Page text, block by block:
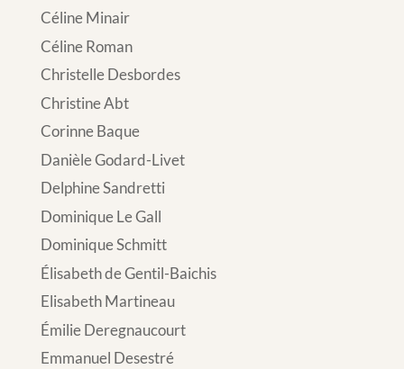
Céline Minair
Céline Roman
Christelle Desbordes
Christine Abt
Corinne Baque
Danièle Godard-Livet
Delphine Sandretti
Dominique Le Gall
Dominique Schmitt
Élisabeth de Gentil-Baichis
Elisabeth Martineau
Émilie Deregnaucourt
Emmanuel Desestré